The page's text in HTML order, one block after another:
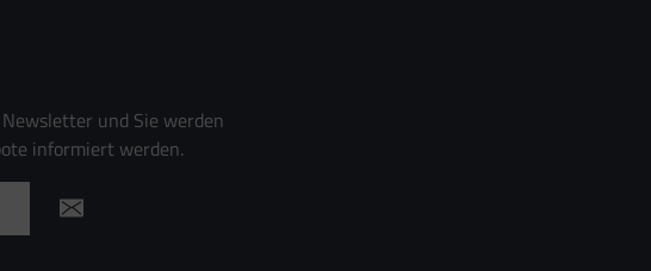
und Sie werden
informiert werden.